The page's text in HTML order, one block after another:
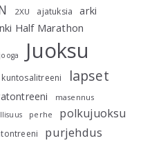
2XU ajatuksia arki
Half Marathon
jooga Juoksu
kuntosalitreeni
lapset
masennus
perhe polkujuoksu
purjehdus